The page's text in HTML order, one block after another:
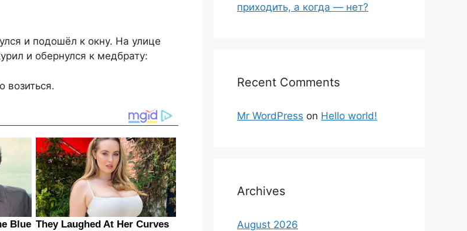
и подошёл к окну. На улице
и обернулся к медбрату:
возиться.
приходить, а когда — нет?
Recent Comments
Mr WordPress on Hello world!
Archives
August 2026